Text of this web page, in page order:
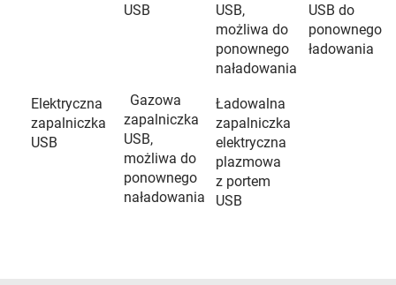
USB
USB,
możliwa do
ponownego
naładowania
USB do
ponownego
ładowania
Elektryczna
zapalniczka
USB
Gazowa
zapalniczka
USB,
możliwa do
ponownego
naładowania
Ładowalna
zapalniczka
elektryczna
plazmowa
z portem
USB